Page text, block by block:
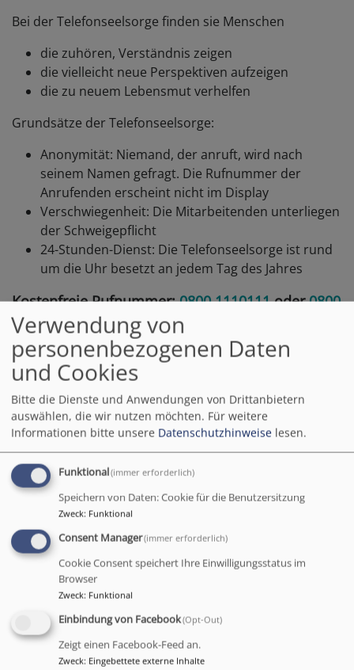
Bei der Telefonseelsorge finden sie Menschen
die zuhören, Verständnis zeigen
die vielleicht neue Perspektiven aufzeigen
die zu neuem Lebensmut verhelfen
Grundsätze der Telefonseelsorge:
Anonymität: Niemand, der anruft, wird nach
seinem Namen gefragt. Die Rufnummer der
Anrufenden erscheint nicht im Display
Verschwiegenheit: Die Mitarbeitenden unterliegen
der Schweigepflicht
24-Stunden-Dienst: Die Telefonseelsorge ist rund
um die Uhr besetzt an jedem Tag des Jahres
Kostenfreie Rufnummer:0800 1110111oder0800
1110222
Leiterin TelefonSeelsorge ® Ostoberfranken
Elisabeth Peterhoff, Diakonin
Postfach 11 01 10
95420 Bayreuth
fon0921 1504912
leitung@telefonseelsorge-ostoberfranken.de
www.telefonseelsorge-ostoberfranken.de
Die TelefonSeelsorge ist ein flächendeckendes
Seelsorge- und Beratungsangebot der beiden großen
Kirchen in ganz Deutschland. Die TelefonSeelsorge
Ostoberfranken mit Dienstsitz in Bayreuth wird vom
Dekanat Bayreuth getragen. Die Anrufe sind anonym
und vertraulich. Niemand wird nach seinem Namen
gefragt. Die Rufnummer der Anrufenden erscheint in
keinem Display und ist für niemanden sichtbar. Alle
Verwendung von
personenbezogenen Daten
und Cookies
Bitte die Dienste und Anwendungen von Drittanbietern
auswählen, die wir nutzen möchten. Für weitere
Informationen bitte unsere Datenschutzhinweise lesen.
Funktional(immer erforderlich)
Speichern von Daten: Cookie für die Benutzersitzung
Zweck: Funktional
Consent Manager(immer erforderlich)
Cookie Consent speichert Ihre Einwilligungsstatus im
Browser
Zweck: Funktional
Einbindung von Facebook(Opt-Out)
Zeigt einen Facebook-Feed an.
Zweck: Eingebettete externe Inhalte